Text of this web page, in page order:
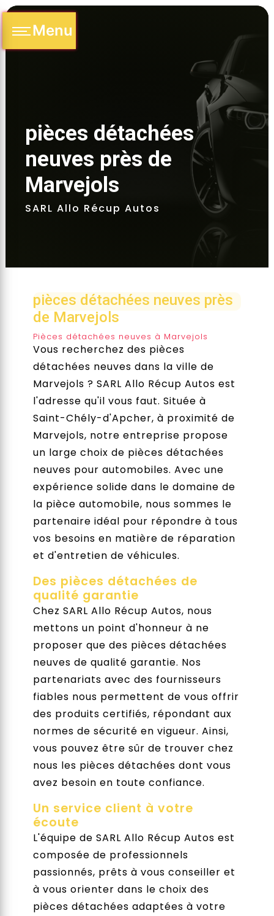
Menu
pièces détachées
neuves près de
Marvejols
SARL Allo Récup Autos
pièces détachées neuves près
de Marvejols
Pièces détachées neuves à Marvejols
Vous recherchez des pièces
détachées neuves dans la ville de
Marvejols ? SARL Allo Récup Autos est
l'adresse qu'il vous faut. Située à
Saint-Chély-d'Apcher, à proximité de
Marvejols, notre entreprise propose
un large choix de pièces détachées
neuves pour automobiles. Avec une
expérience solide dans le domaine de
la pièce automobile, nous sommes le
partenaire idéal pour répondre à tous
vos besoins en matière de réparation
et d'entretien de véhicules.
Des pièces détachées de
qualité garantie
Chez SARL Allo Récup Autos, nous
mettons un point d'honneur à ne
proposer que des pièces détachées
neuves de qualité garantie. Nos
partenariats avec des fournisseurs
fiables nous permettent de vous offrir
des produits certifiés, répondant aux
normes de sécurité en vigueur. Ainsi,
vous pouvez être sûr de trouver chez
nous les pièces détachées dont vous
avez besoin en toute confiance.
Un service client à votre
écoute
L'équipe de SARL Allo Récup Autos est
composée de professionnels
passionnés, prêts à vous conseiller et
à vous orienter dans le choix des
pièces détachées adaptées à votre
Panneau de gestion des cookies